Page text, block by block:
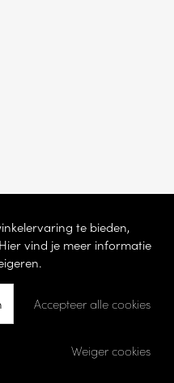
BE 0865 787 950 –
te bieden,
vind je meer informatie
Accepteer alle cookies
Weiger cookies